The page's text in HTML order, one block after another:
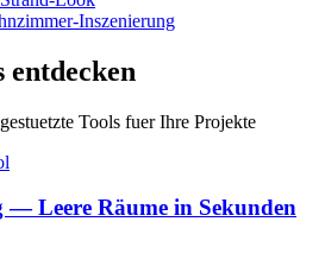
Inszenierung
entdecken
Tools fuer Ihre Projekte
— Leere Räume in Sekunden